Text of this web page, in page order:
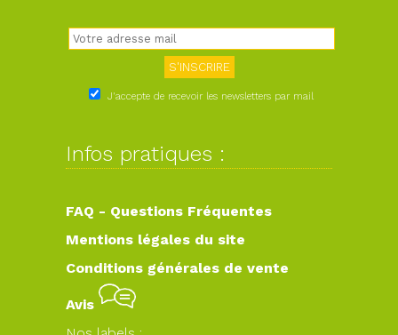
J'accepte de recevoir les newsletters par mail
Infos pratiques :
FAQ - Questions Fréquentes
Mentions légales du site
Conditions générales de vente
Avis